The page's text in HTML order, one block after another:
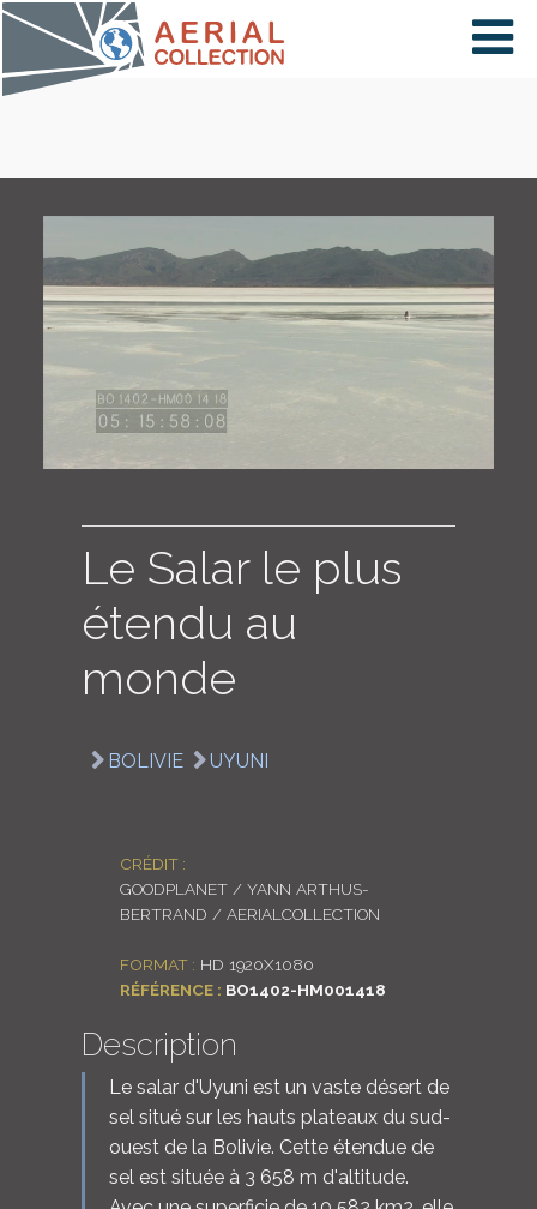
×
PAYS
CARTE
LOGIN
Le Salar le plus
étendu au
monde
BOLIVIE UYUNI
CRÉDIT :
GOODPLANET / YANN ARTHUS-
BERTRAND / AERIALCOLLECTION
FORMAT : HD 1920X1080
RÉFÉRENCE : BO1402-HM001418
Description
Le salar d'Uyuni est un vaste désert de
sel situé sur les hauts plateaux du sud-
ouest de la Bolivie. Cette étendue de
sel est située à 3 658 m d'altitude.